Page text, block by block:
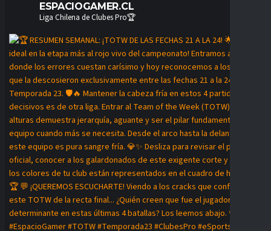
ESPACIOGAMER.CL
Liga Chilena de Clubes Pro🏆